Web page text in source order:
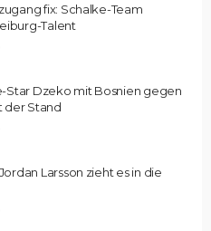
fix: Schalke-Team
Talent
Star Dzeko mit Bosnien gegen
der Stand
Larsson zieht es in die